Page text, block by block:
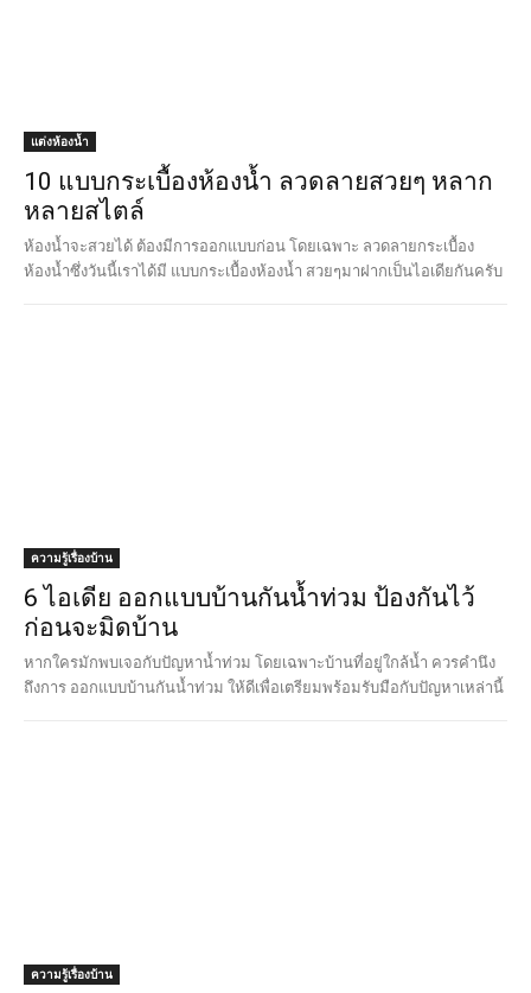
แต่งห้องน้ำ
10 แบบกระเบื้องห้องน้ำ ลวดลายสวยๆ หลาก
หลายสไตล์
ห้องน้ำจะสวยได้ ต้องมีการออกแบบก่อน โดยเฉพาะ ลวดลายกระเบื้อง
ห้องน้ำซึ่งวันนี้เราได้มี แบบกระเบื้องห้องน้ำ สวยๆมาฝากเป็นไอเดียกันครับ
ความรู้เรื่องบ้าน
6 ไอเดีย ออกแบบบ้านกันน้ำท่วม ป้องกันไว้
ก่อนจะมิดบ้าน
หากใครมักพบเจอกับปัญหาน้ำท่วม โดยเฉพาะบ้านที่อยู่ใกล้น้ำ ควรคำนึง
ถึงการ ออกแบบบ้านกันน้ำท่วม ให้ดีเพื่อเตรียมพร้อมรับมือกับปัญหาเหล่านี้
ความรู้เรื่องบ้าน